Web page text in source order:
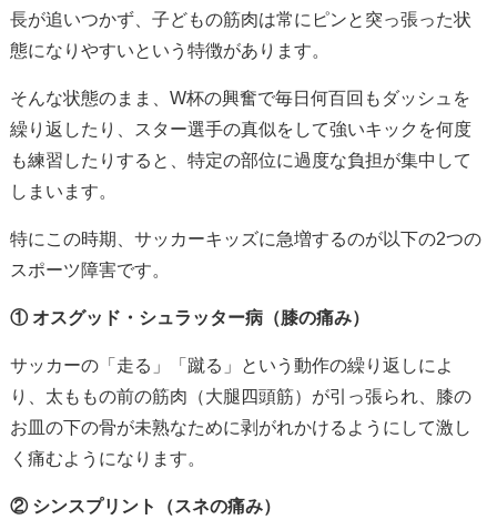
長が追いつかず、子どもの筋肉は常にピンと突っ張った状
態になりやすいという特徴があります。
そんな状態のまま、W杯の興奮で毎日何百回もダッシュを
繰り返したり、スター選手の真似をして強いキックを何度
も練習したりすると、特定の部位に過度な負担が集中して
しまいます。
特にこの時期、サッカーキッズに急増するのが以下の2つの
スポーツ障害です。
① オスグッド・シュラッター病（膝の痛み）
サッカーの「走る」「蹴る」という動作の繰り返しによ
り、太ももの前の筋肉（大腿四頭筋）が引っ張られ、膝の
お皿の下の骨が未熟なために剥がれかけるようにして激し
く痛むようになります。
② シンスプリント（スネの痛み）